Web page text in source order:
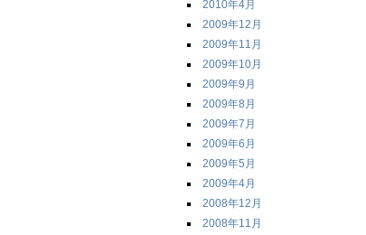
2010年4月
2009年12月
2009年11月
2009年10月
2009年9月
2009年8月
2009年7月
2009年6月
2009年5月
2009年4月
2008年12月
2008年11月